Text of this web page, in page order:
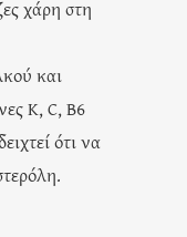
χάρη στη
και
Κ, C, Β6
ότι να